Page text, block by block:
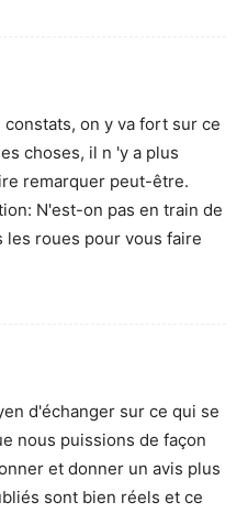
on y va fort sur ce
choses, il n 'y a plus
remarquer peut-être.
N'est-on pas en train de
les roues pour vous faire
d'échanger sur ce qui se
nous puissions de façon
et donner un avis plus
sont bien réels et ce